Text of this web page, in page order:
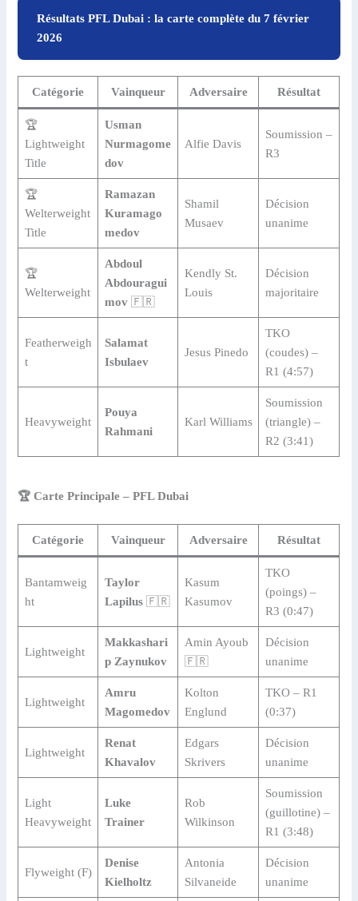
Résultats PFL Dubai : la carte complète du 7 février
2026
Catégorie Vainqueur Adversaire Résultat
🏆
Lightweight
Title
Usman
Nurmagome
dov
Alfie Davis
Soumission –
R3
🏆
Welterweight
Title
Ramazan
Kuramago
medov
Shamil
Musaev
Décision
unanime
🏆
Welterweight
Abdoul
Abdouragui
mov🇫🇷
Kendly St.
Louis
Décision
majoritaire
Featherweigh
t
Salamat
Isbulaev
Jesus Pinedo
TKO
(coudes) –
R1 (4:57)
Heavyweight
Pouya
Rahmani
Karl Williams
Soumission
(triangle) –
R2 (3:41)
🏆 Carte Principale – PFL Dubai
Catégorie Vainqueur Adversaire Résultat
Bantamweig
ht
Taylor
Lapilus🇫🇷
Kasum
Kasumov
TKO
(poings) –
R3 (0:47)
Lightweight
Makkashari
p Zaynukov
Amin Ayoub
🇫🇷
Décision
unanime
Lightweight
Amru
Magomedov
Kolton
Englund
TKO – R1
(0:37)
Lightweight
Renat
Khavalov
Edgars
Skrivers
Décision
unanime
Light
Heavyweight
Luke
Trainer
Rob
Wilkinson
Soumission
(guillotine) –
R1 (3:48)
Flyweight (F)
Denise
Kielholtz
Antonia
Silvaneide
Décision
unanime